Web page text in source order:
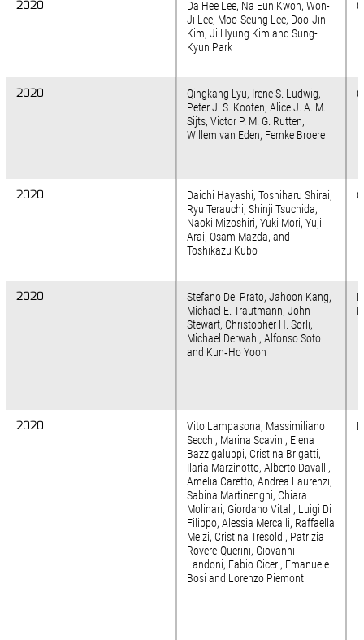
2020
2020
2020
2020
2020
2020
Da Hee Lee, Na Eun Kwon, Won-
Ji Lee, Moo-Seung Lee, Doo-Jin
Kim, Ji Hyung Kim and Sung-
Kyun Park
2020
Qingkang Lyu, Irene S. Ludwig,
Peter J. S. Kooten, Alice J. A. M.
Sijts, Victor P. M. G. Rutten,
Willem van Eden, Femke Broere
2020
Daichi Hayashi, Toshiharu Shirai,
Ryu Terauchi, Shinji Tsuchida,
Naoki Mizoshiri, Yuki Mori, Yuji
Arai, Osam Mazda, and
Toshikazu Kubo
2020
Stefano Del Prato, Jahoon Kang,
Michael E. Trautmann, John
Stewart, Christopher H. Sorli,
Michael Derwahl, Alfonso Soto
and Kun‐Ho Yoon
2020
Vito Lampasona, Massimiliano
Secchi, Marina Scavini, Elena
Bazzigaluppi, Cristina Brigatti,
Ilaria Marzinotto, Alberto Davalli,
Amelia Caretto, Andrea Laurenzi,
Sabina Martinenghi, Chiara
Molinari, Giordano Vitali, Luigi Di
Filippo, Alessia Mercalli, Raffaella
Melzi, Cristina Tresoldi, Patrizia
Rovere-Querini, Giovanni
Landoni, Fabio Ciceri, Emanuele
Bosi and Lorenzo Piemonti